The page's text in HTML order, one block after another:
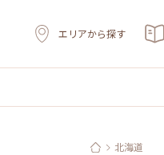
エリアから探す
北海道